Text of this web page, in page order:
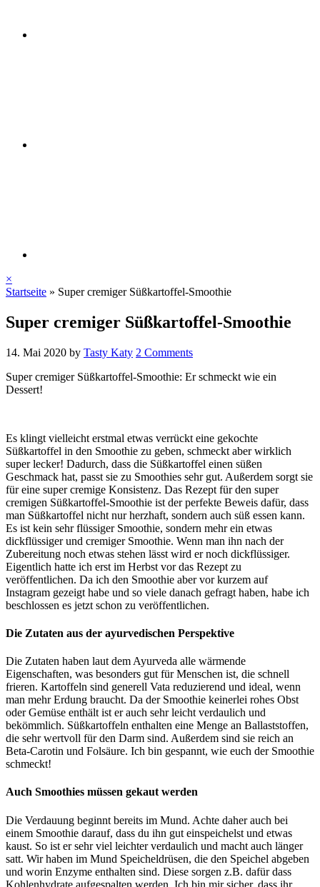
×
Startseite » Super cremiger Süßkartoffel-Smoothie
Super cremiger Süßkartoffel-Smoothie
14. Mai 2020 by Tasty Katy 2 Comments
Super cremiger Süßkartoffel-Smoothie: Er schmeckt wie ein
Dessert!
Es klingt vielleicht erstmal etwas verrückt eine gekochte
Süßkartoffel in den Smoothie zu geben, schmeckt aber wirklich
super lecker! Dadurch, dass die Süßkartoffel einen süßen
Geschmack hat, passt sie zu Smoothies sehr gut. Außerdem sorgt sie
für eine super cremige Konsistenz. Das Rezept für den super
cremigen Süßkartoffel-Smoothie ist der perfekte Beweis dafür, dass
man Süßkartoffel nicht nur herzhaft, sondern auch süß essen kann.
Es ist kein sehr flüssiger Smoothie, sondern mehr ein etwas
dickflüssiger und cremiger Smoothie. Wenn man ihn nach der
Zubereitung noch etwas stehen lässt wird er noch dickflüssiger.
Eigentlich hatte ich erst im Herbst vor das Rezept zu
veröffentlichen. Da ich den Smoothie aber vor kurzem auf
Instagram gezeigt habe und so viele danach gefragt haben, habe ich
beschlossen es jetzt schon zu veröffentlichen.
Die Zutaten aus der ayurvedischen Perspektive
Die Zutaten haben laut dem Ayurveda alle wärmende
Eigenschaften, was besonders gut für Menschen ist, die schnell
frieren. Kartoffeln sind generell Vata reduzierend und ideal, wenn
man mehr Erdung braucht. Da der Smoothie keinerlei rohes Obst
oder Gemüse enthält ist er auch sehr leicht verdaulich und
bekömmlich. Süßkartoffeln enthalten eine Menge an Ballaststoffen,
die sehr wertvoll für den Darm sind. Außerdem sind sie reich an
Beta-Carotin und Folsäure. Ich bin gespannt, wie euch der Smoothie
schmeckt!
Auch Smoothies müssen gekaut werden
Die Verdauung beginnt bereits im Mund. Achte daher auch bei
einem Smoothie darauf, dass du ihn gut einspeichelst und etwas
kaust. So ist er sehr viel leichter verdaulich und macht auch länger
satt. Wir haben im Mund Speicheldrüsen, die den Speichel abgeben
und worin Enzyme enthalten sind. Diese sorgen z.B. dafür dass
Kohlenhydrate aufgespalten werden. Ich bin mir sicher, dass ihr